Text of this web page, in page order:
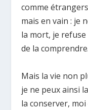
comme
mais en vain : je
la mort, je refuse
de la comprendre.
Mais la vie non
je ne peux ainsi
la conserver,